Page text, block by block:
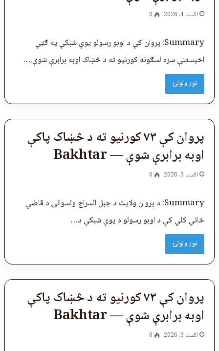
اگست 4, 2026 0
Summary: پروان کې د اوبو رسولو یوې شبکې په ګټې
اخیستنې سره لسګونه کورنیو ته د څښاک اوبه برابرې شوې.…
نور ولولئ
پروان کې ۷۳ کورنیو ته د څښاک پاکې
اوبه برابرې شوې — Bakhtar
اگست 3, 2026 0
Summary: د پروان ولایت د جبل‌ السراج ولسوالۍ د قاضي
‌خاني کلي کې د اوبو رسولو د یوې شبکې د…
نور ولولئ
پروان کې ۷۳ کورنیو ته د څښاک پاکې
اوبه برابرې شوې — Bakhtar
اگست 3, 2026 0